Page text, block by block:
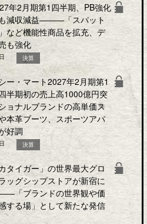
年2月期第1四半期、PB強化
減収減益―――「スパット
など機能性商品を拡充、デ
も強化
決算
ー・マート2027年2月期第1
半期初の売上高1000億円突
ナルブランドの高単価ス
本革ブーツ、スポーツアパ
好調
決算
タイガー」の世界最大グロ
ッグシップストアが新宿に
「ブランドの世界観や価
する場」として新たな発信